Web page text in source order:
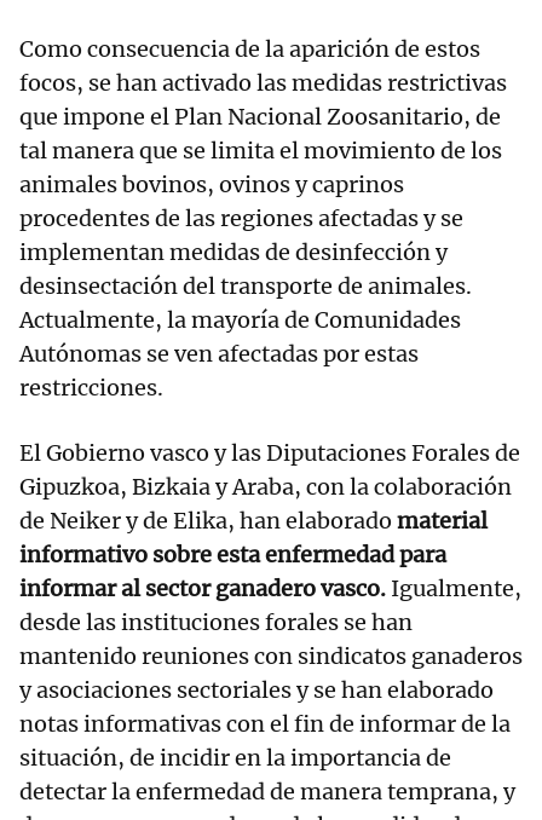
Como consecuencia de la aparición de estos
focos, se han activado las medidas restrictivas
que impone el Plan Nacional Zoosanitario, de
tal manera que se limita el movimiento de los
animales bovinos, ovinos y caprinos
procedentes de las regiones afectadas y se
implementan medidas de desinfección y
desinsectación del transporte de animales.
Actualmente, la mayoría de Comunidades
Autónomas se ven afectadas por estas
restricciones.
El Gobierno vasco y las Diputaciones Forales de
Gipuzkoa, Bizkaia y Araba, con la colaboración
de Neiker y de Elika, han elaborado material
informativo sobre esta enfermedad para
informar al sector ganadero vasco. Igualmente,
desde las instituciones forales se han
mantenido reuniones con sindicatos ganaderos
y asociaciones sectoriales y se han elaborado
notas informativas con el fin de informar de la
situación, de incidir en la importancia de
detectar la enfermedad de manera temprana, y